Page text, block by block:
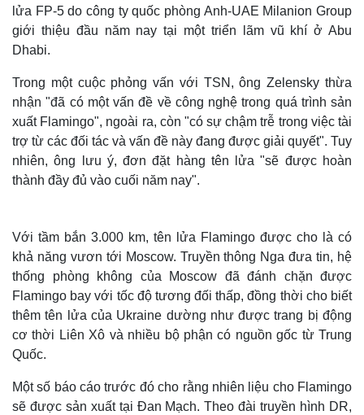
lửa FP-5 do công ty quốc phòng Anh-UAE Milanion Group
giới thiệu đầu năm nay tại một triển lãm vũ khí ở Abu
Dhabi.
Trong một cuộc phỏng vấn với TSN, ông Zelensky thừa
nhận "đã có một vấn đề về công nghệ trong quá trình sản
xuất Flamingo", ngoài ra, còn "có sự chậm trễ trong việc tài
trợ từ các đối tác và vấn đề này đang được giải quyết". Tuy
nhiên, ông lưu ý, đơn đặt hàng tên lửa "sẽ được hoàn
thành đầy đủ vào cuối năm nay".
Với tầm bắn 3.000 km, tên lửa Flamingo được cho là có
khả năng vươn tới Moscow. Truyền thông Nga đưa tin, hệ
thống phòng không của Moscow đã đánh chặn được
Flamingo bay với tốc độ tương đối thấp, đồng thời cho biết
thêm tên lửa của Ukraine dường như được trang bị động
cơ thời Liên Xô và nhiều bộ phận có nguồn gốc từ Trung
Quốc.
Một số báo cáo trước đó cho rằng nhiên liệu cho Flamingo
sẽ được sản xuất tại Đan Mạch. Theo đài truyền hình DR,